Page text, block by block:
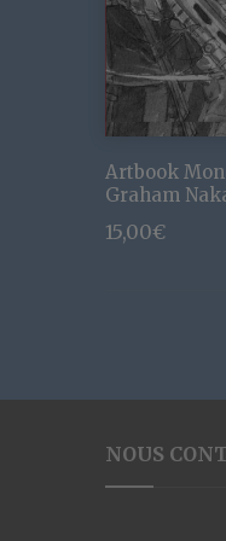
Artbook
Graham
15,00€
NOUS